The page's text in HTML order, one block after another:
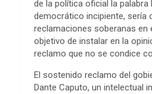
de la política oficial la
democrático incipiente, sería
reclamaciones soberanas
objetivo de instalar en la
reclamo que no se condice
El sostenido reclamo del
Dante Caputo, un intelectual